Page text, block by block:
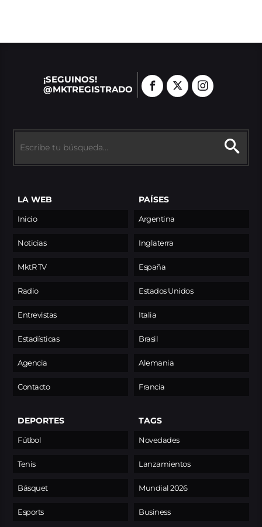
¡SEGUINOS!
@MKTREGISTRADO
LA WEB
Inicio
Noticias
MktR TV
Radio
Entrevistas
Estadísticas
Agencia
Contacto
PAÍSES
Argentina
Inglaterra
España
Estados Unidos
Italia
Brasil
Alemania
Francia
DEPORTES
Fútbol
Tenis
Básquet
Esports
TAGS
Novedades
Lanzamientos
Mundial 2026
Business